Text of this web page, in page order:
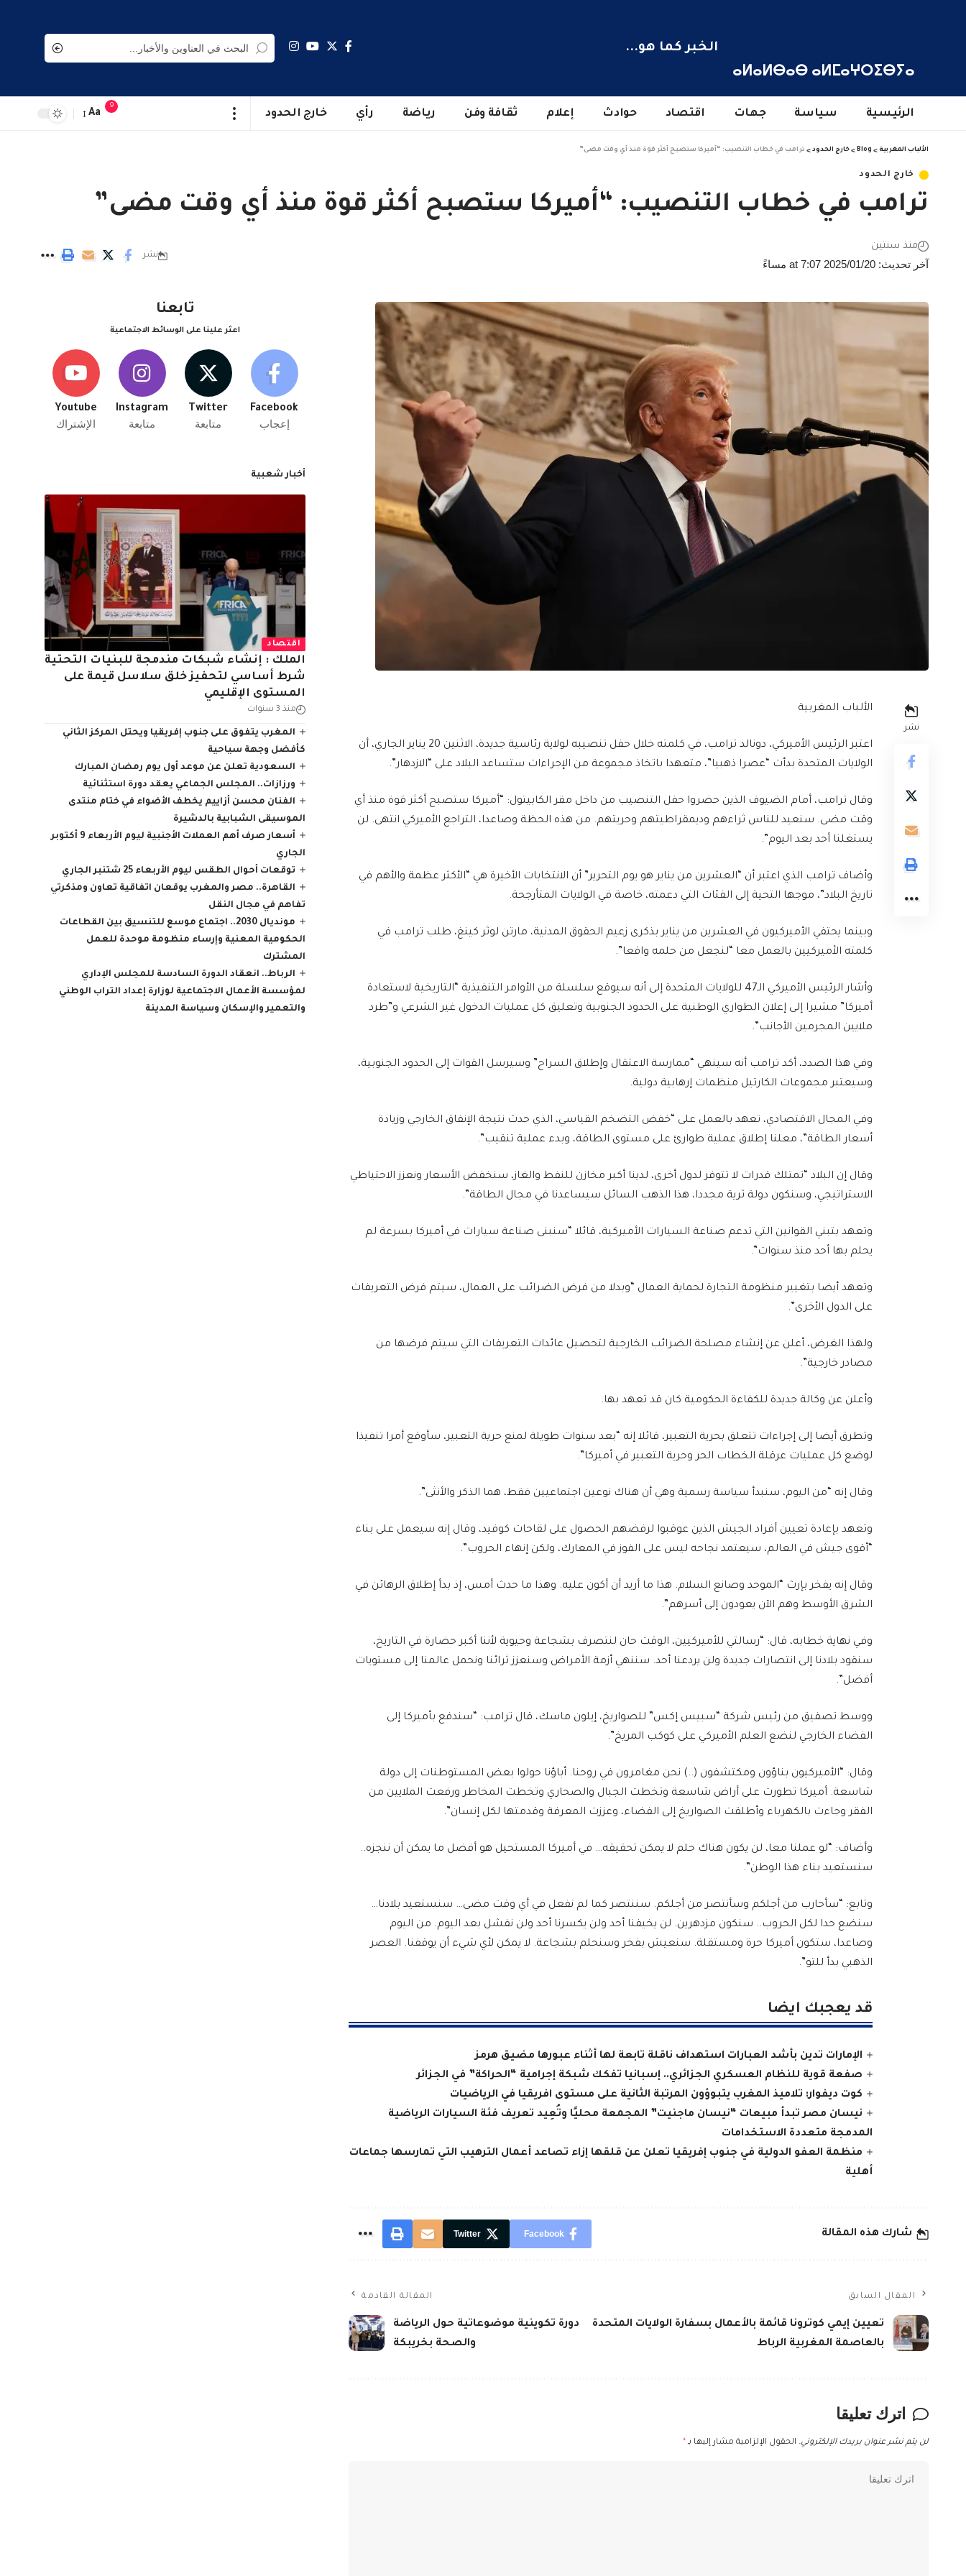
ⴰⵍⴰⵍⴱⴰⴱ ⴰⵍⵎⴰⵖⵔⵉⴱⵢⴰ
الخبر كما هو...
الرئيسية سياسة جهات اقتصاد حوادث إعلام ثقافة وفن رياضة رأي خارج الحدود
9
Aa
الألباب المغربية >
Blog
> خارج الحدود > ترامب في خطاب التنصيب: “أميركا ستصبح أكثر قوة منذ أي وقت مضى”
خارج الحدود
ترامب في خطاب التنصيب: “أميركا ستصبح أكثر قوة منذ أي وقت مضى”
آخر تحديث: 2025/01/20 at 7:07 مساءً
منذ سنتين
نشر
نشر
الألباب المغربية
اعتبر الرئيس الأميركي، دونالد ترامب، في كلمته خلال حفل تنصيبه لولاية رئاسية جديدة، الاثنين 20 يناير الجاري، أن
الولايات المتحدة بدأت “عصرا ذهبيا”، متعهدا باتخاذ مجموعة من الإجراءات ستساعد البلاد على “الازدهار”.
وقال ترامب، أمام الضيوف الذين حضروا حفل التنصيب من داخل مقر الكابيتول: “أميركا ستصبح أكثر قوة منذ أي
وقت مضى. سنعيد للناس ثراءهم وديمقراطيتهم وحريتهم. من هذه الحظة وصاعدا، التراجع الأميركي انتهى. لن
يستغلنا أحد بعد اليوم”.
وأضاف ترامب الذي اعتبر أن “العشرين من يناير هو يوم التحرير” أن الانتخابات الأخيرة هي “الأكثر عظمة والأهم في
تاريخ البلاد”، موجها التحية إلى الفئات التي دعمته، خاصة في الولايات المتأرجحة.
وبينما يحتفي الأميركيون في العشرين من يناير بذكرى زعيم الحقوق المدنية، مارتن لوثر كينغ، طلب ترامب في
كلمته الأميركيين بالعمل معا “لنجعل من حلمه واقعا”.
وأشار الرئيس الأميركي الـ47 للولايات المتحدة إلى أنه سيوقع سلسلة من الأوامر التنفيذية “التاريخية لاستعادة
أميركا” مشيرا إلى إعلان الطواري الوطنية على الحدود الجنوبية وتعليق كل عمليات الدخول غير الشرعي و”طرد
ملايين المجرمين الأجانب”.
وفي هذا الصدد، أكد ترامب أنه سينهي “ممارسة الاعتقال وإطلاق السراح” وسيرسل القوات إلى الحدود الجنوبية،
وسيعتبر مجموعات الكارتيل منظمات إرهابية دولية.
وفي المجال الاقتصادي، تعهد بالعمل على “خفض التضخم القياسي، الذي حدث نتيجة الإنفاق الخارجي وزيادة
أسعار الطاقة”، معلنا إطلاق عملية طوارئ على مستوى الطاقة، وبدء عملية تنقيب”.
وقال إن البلاد “تمتلك قدرات لا تتوفر لدول أخرى، لدينا أكبر مخازن للنفط والغاز، سنخفض الأسعار ونعزز الاحتياطي
الاستراتيجي، وسنكون دولة ثرية مجددا، هذا الذهب السائل سيساعدنا في مجال الطاقة”.
وتعهد بتبني القوانين التي تدعم صناعة السيارات الأميركية، قائلا “سنبنى صناعة سيارات في أميركا بسرعة لم
يحلم بها أحد منذ سنوات”.
وتعهد أيضا بتغيير منظومة التجارة لحماية العمال “وبدلا من فرض الضرائب على العمال، سيتم فرض التعريفات
على الدول الأخرى”.
ولهذا الغرض، أعلن عن إنشاء مصلحة الضرائب الخارجية لتحصيل عائدات التعريفات التي سيتم فرضها من
مصادر خارجية”.
وأعلن عن وكالة جديدة للكفاءة الحكومية كان قد تعهد بها.
وتطرق أيضا إلى إجراءات تتعلق بحرية التعبير، قائلا إنه “بعد سنوات طويلة لمنع حرية التعبير، سأوقع أمرا تنفيذا
لوضع كل عمليات عرقلة الخطاب الحر وحرية التعبير في أميركا”.
وقال إنه “من اليوم، سنبدأ سياسة رسمية وهي أن هناك نوعين اجتماعيين فقط، هما الذكر والأنثى”.
وتعهد بإعادة تعيين أفراد الجيش الذين عوقبوا لرفضهم الحصول على لقاحات كوفيد، وقال إنه سيعمل على بناء
“أقوى جيش في العالم، سيعتمد نجاحه ليس على الفوز في المعارك، ولكن إنهاء الحروب”.
وقال إنه يفخر بإرث “الموحد وصانع السلام. هذا ما أريد أن أكون عليه. وهذا ما حدث أمس، إذ بدأ إطلاق الرهائن في
الشرق الأوسط وهم الآن يعودون إلى أسرهم”.
وفي نهاية خطابه، قال: “رسالتي للأميركيين، الوقت حان لنتصرف بشجاعة وحيوية لأننا أكبر حضارة في التاريخ،
سنقود بلادنا إلى انتصارات جديدة ولن يردعنا أحد. سننهي أزمة الأمراض وسنعزز ثرائنا ونحمل عالمنا إلى مستويات
أفضل”.
ووسط تصفيق من رئيس شركة “سبيس إكس” للصواريخ، إيلون ماسك، قال ترامب: “سندفع بأميركا إلى
الفضاء الخارجي لنضع العلم الأميركي على كوكب المريخ”.
وقال: “الأميركيون بناؤون ومكتشفون (..) نحن مغامرون في روحنا. أباؤنا حولوا بعض المستوطنات إلى دولة
شاسعة. أميركا تطورت على أراض شاسعة وتخطت الجبال والصحاري وتخطت المخاطر ورفعت الملايين من
الفقر وجاءت بالكهرباء وأطلقت الصواريخ إلى الفضاء، وعززت المعرفة وقدمتها لكل إنسان”.
وأضاف: “لو عملنا معا، لن يكون هناك حلم لا يمكن تحقيقه… في أميركا المستحيل هو أفضل ما يمكن أن ننجزه..
سنستعيد بناء هذا الوطن”.
وتابع: “سأحارب من أجلكم وسأنتصر من أجلكم. سننتصر كما لم نفعل في أي وقت مضى… سنستعيد بلادنا…
سنضع حدا لكل الحروب.. سنكون مزدهرين. لن يخيفنا أحد ولن يكسرنا أحد ولن نفشل بعد اليوم. من اليوم
وصاعدا، ستكون أميركا حرة ومستقلة. سنعيش بفخر وسنحلم بشجاعة. لا يمكن لأي شيء أن يوقفنا. العصر
الذهبي بدأ للتو”.
قد يعجبك ايضا
الإمارات تدين بأشد العبارات استهداف ناقلة تابعة لها أثناء عبورها مضيق هرمز
صفعة قوية للنظام العسكري الجزائري.. إسبانيا تفكك شبكة إجرامية “الحراكة” في الجزائر
كوت ديفوار: تلاميذ المغرب يتبوؤون المرتبة الثانية على مستوى افريقيا في الرياضيات
نيسان مصر تبدأ مبيعات “نيسان ماجنيت” المجمعة محليًا وتُعِيد تعريف فئة السيارات الرياضية
المدمجة متعددة الاستخدامات
منظمة العفو الدولية في جنوب إفريقيا تعلن عن قلقها إزاء تصاعد أعمال الترهيب التي تمارسها جماعات
أهلية
شارك هذه المقالة Facebook
Twitter
المقال السابق
تعيين إيمي كوترونا قائمة بالأعمال بسفارة الولايات المتحدة
بالعاصمة المغربية الرباط
المقالة القادمة
دورة تكوينية موضوعاتية حول الرياضة
والصحة بخريبكة
اترك تعليقا
لن يتم نشر عنوان بريدك الإلكتروني. الحقول الإلزامية مشار إليها بـ *
تابعنا
اعثر علينا على الوسائط الاجتماعية
Facebook
إعجاب
Twitter
متابعة
Instagram
متابعة
Youtube
الإشتراك
أخبار شعبية
اقتصاد
الملك : إنشاء شبكات مندمجة للبنيات التحتية
شرط أساسي لتحفيز خلق سلاسل قيمة على
المستوى الإقليمي
منذ 3 سنوات
المغرب يتفوق على جنوب إفريقيا ويحتل المركز الثاني
كأفضل وجهة سياحية
السعودية تعلن عن موعد أول يوم رمضان المبارك
ورزازات.. المجلس الجماعي يعقد دورة استثنائية
الفنان محسن أزاييم يخطف الأضواء في ختام منتدى
الموسيقى الشبابية بالدشيرة
أسعار صرف أهم العملات الأجنبية ليوم الأربعاء 9 أكتوبر
الجاري
توقعات أحوال الطقس ليوم الأربعاء 25 شتنبر الجاري
القاهرة.. مصر والمغرب يوقعان اتفاقية تعاون ومذكرتي
تفاهم في مجال النقل
مونديال 2030.. اجتماع موسع للتنسيق بين القطاعات
الحكومية المعنية وإرساء منظومة موحدة للعمل
المشترك
الرباط.. انعقاد الدورة السادسة للمجلس الإداري
لمؤسسة الأعمال الاجتماعية لوزارة إعداد التراب الوطني
والتعمير والإسكان وسياسة المدينة